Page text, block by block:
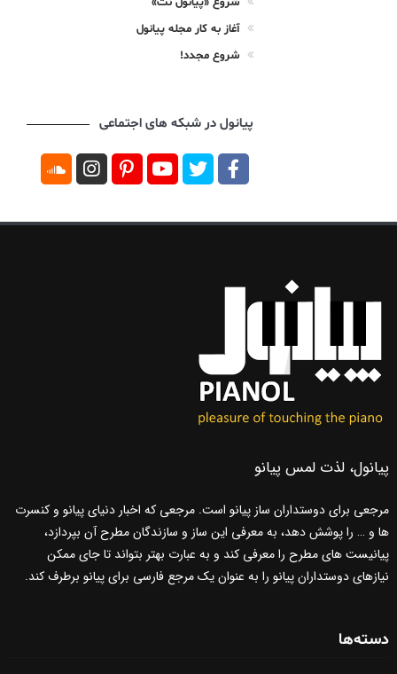
آغاز به کار مجله پیانول
شروع مجدد!
پیانول در شبکه های اجتماعی
پیانول، لذت لمس پیانو
مرجعی برای دوستداران ساز پیانو است. مرجعی که اخبار دنیای پیانو و کنسرت
ها و … را پوشش دهد، به معرفی این ساز و سازندگان مطرح آن بپردازد،
پیانیست های مطرح را معرفی کند و به عبارت بهتر بتواند تا جای ممکن
نیازهای دوستداران پیانو را به عنوان یک مرجع فارسی برای پیانو برطرف کند.
دسته‌ها